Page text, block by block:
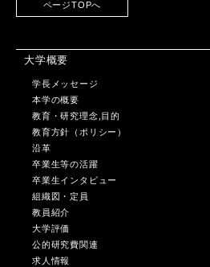
ページTOPへ
大学概要
学長メッセージ
本学の概要
教育・研究理念,目的
教育方針（ポリシー）
沿革
卒業生等の活躍
卒業生インタビュー
組織図・定員
教員紹介
大学評価
公的研究費関連
求人情報